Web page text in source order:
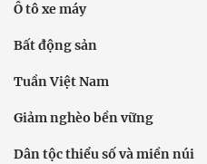
Ô tô xe máy
Bất động sản
Tuần Việt Nam
Giảm nghèo bền vững
Dân tộc thiểu số và miền núi